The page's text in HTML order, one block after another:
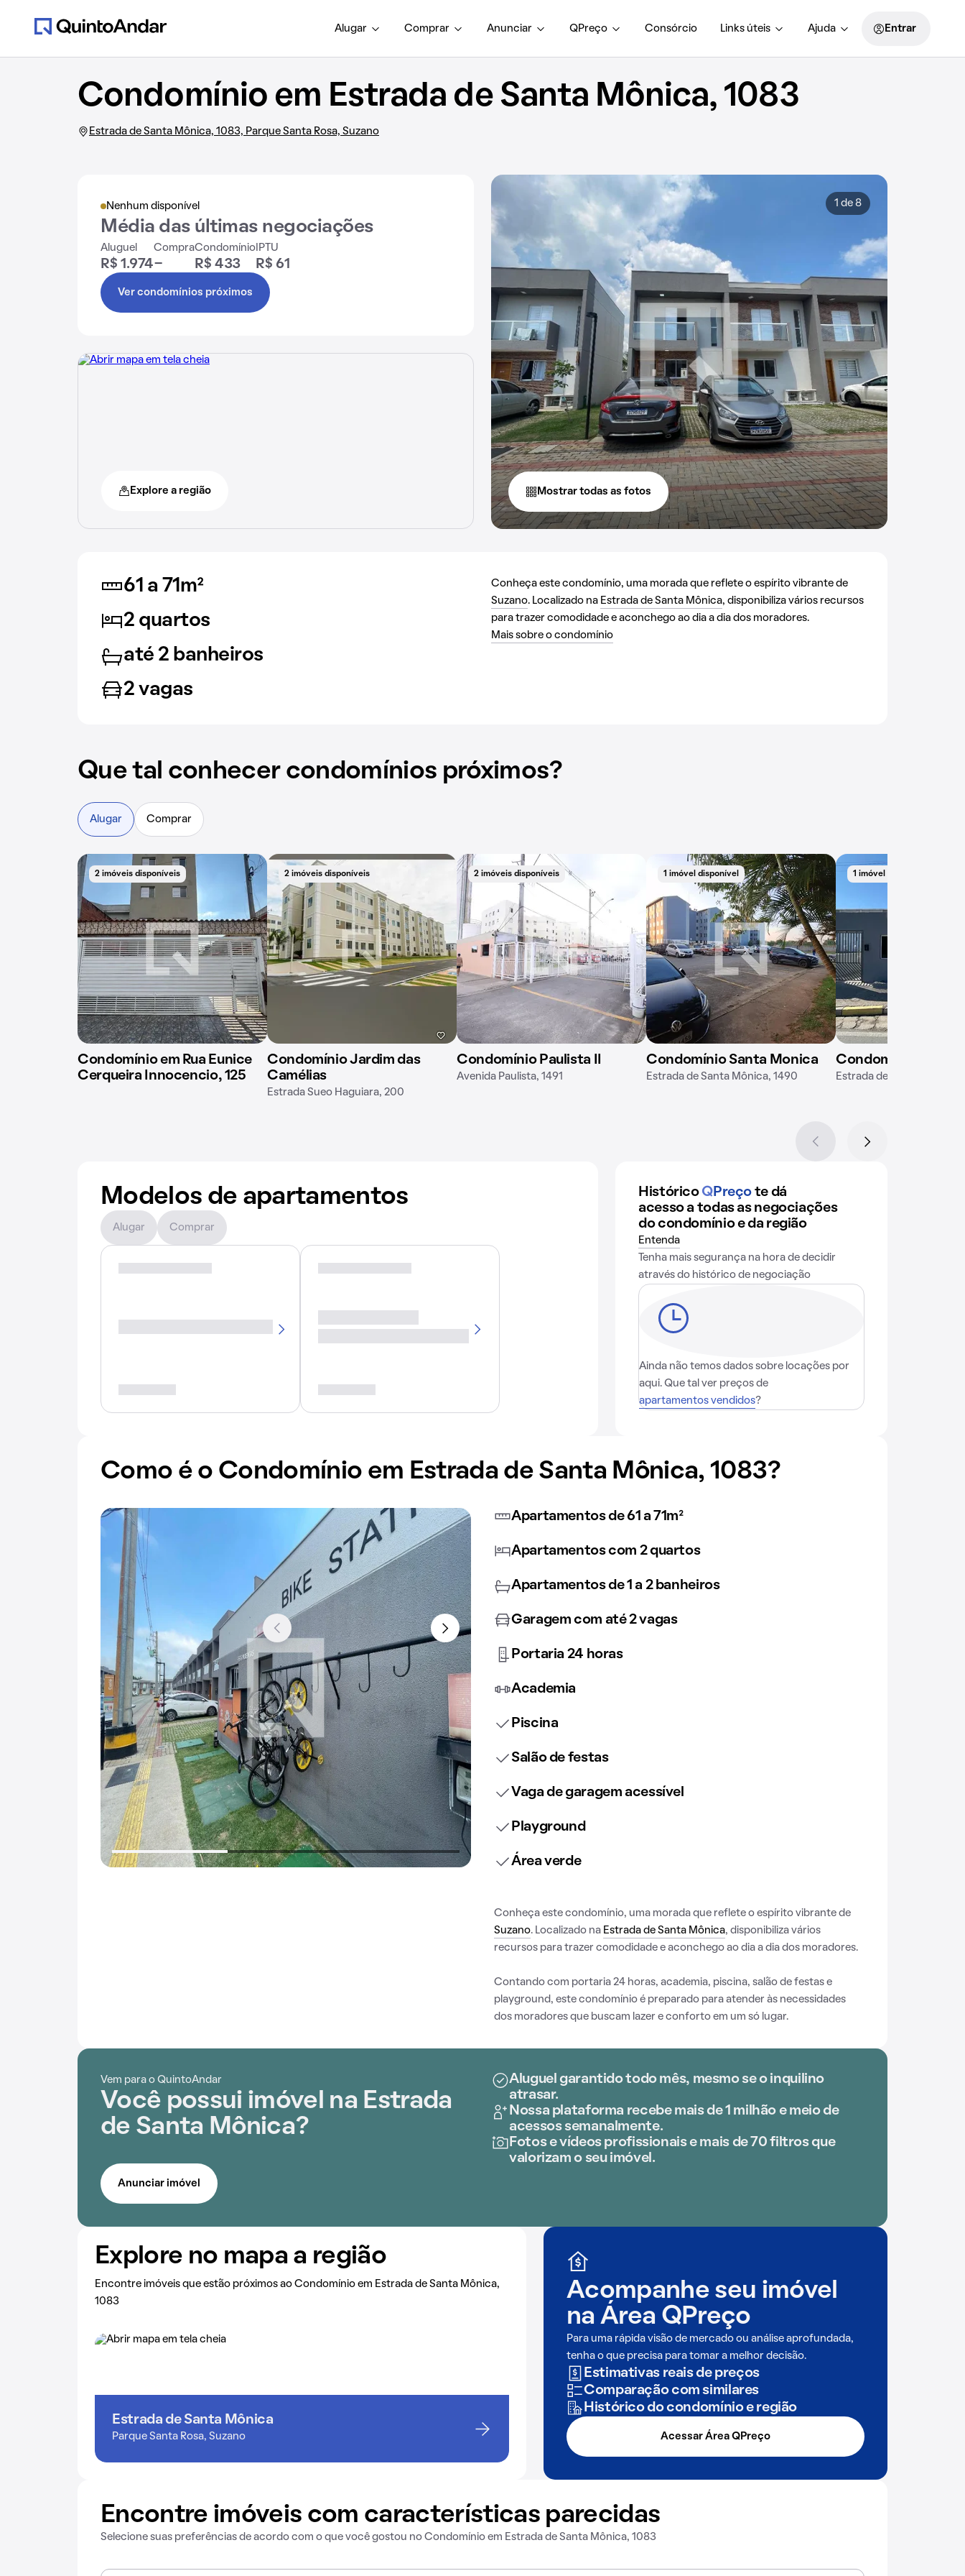
Alugar Comprar Anunciar QPreço Consórcio Links úteis Ajuda Entrar
Condomínio em Estrada de Santa Mônica, 1083
Estrada de Santa Mônica, 1083, Parque Santa Rosa, Suzano
Nenhum disponível
Média das últimas negociações
Aluguel
R$ 1.974
Compra
-
Condomínio
R$ 433
IPTU
R$ 61
Ver condomínios próximos
Explore a região
1 de 8
Mostrar todas as fotos
61 a 71m²
2 quartos
até 2 banheiros
2 vagas
Conheça este condomínio, uma morada que reflete o espírito vibrante de
Suzano. Localizado na Estrada de Santa Mônica, disponibiliza vários recursos
para trazer comodidade e aconchego ao dia a dia dos moradores.
Mais sobre o condomínio
Que tal conhecer condomínios próximos?
Alugar Comprar
2 imóveis disponíveis
Condomínio em Rua Eunice
Cerqueira Innocencio, 125
2 imóveis disponíveis
Condomínio Jardim das
Camélias
Estrada Sueo Haguiara, 200
2 imóveis disponíveis
Condomínio Paulista II
Avenida Paulista, 1491
1 imóvel disponível
Condomínio Santa Monica
Estrada de Santa Mônica, 1490
1 imóvel disponível
Condomínio Santa
Estrada de Santa Mônica,
Modelos de apartamentos
Alugar Comprar
Histórico QPreço te dá
acesso a todas as negociações
do condomínio e da região
Entenda
Tenha mais segurança na hora de decidir
através do histórico de negociação
Ainda não temos dados sobre locações por
aqui. Que tal ver preços de
apartamentos vendidos?
Como é o Condomínio em Estrada de Santa Mônica, 1083?
Apartamentos de 61 a 71m²
Apartamentos com 2 quartos
Apartamentos de 1 a 2 banheiros
Garagem com até 2 vagas
Portaria 24 horas
Academia
Piscina
Salão de festas
Vaga de garagem acessível
Playground
Área verde
Conheça este condomínio, uma morada que reflete o espírito vibrante de
Suzano. Localizado na Estrada de Santa Mônica, disponibiliza vários
recursos para trazer comodidade e aconchego ao dia a dia dos moradores.
Contando com portaria 24 horas, academia, piscina, salão de festas e
playground, este condomínio é preparado para atender às necessidades
dos moradores que buscam lazer e conforto em um só lugar.
Vem para o QuintoAndar
Você possui imóvel na Estrada
de Santa Mônica?
Aluguel garantido todo mês, mesmo se o inquilino
atrasar.
Nossa plataforma recebe mais de 1 milhão e meio de
acessos semanalmente.
Fotos e vídeos profissionais e mais de 70 filtros que
valorizam o seu imóvel.
Anunciar imóvel
Explore no mapa a região
Encontre imóveis que estão próximos ao Condomínio em Estrada de Santa Mônica,
1083
Estrada de Santa Mônica
Parque Santa Rosa, Suzano
Acompanhe seu imóvel
naÁrea QPreço
Para uma rápida visão de mercado ou análise aprofundada,
tenha o que precisa para tomar a melhor decisão.
Estimativas reais de preços
Comparação com similares
Histórico do condomínio e região
Acessar Área QPreço
Encontre imóveis com características parecidas
Selecione suas preferências de acordo com o que você gostou no Condomínio em Estrada de Santa Mônica, 1083